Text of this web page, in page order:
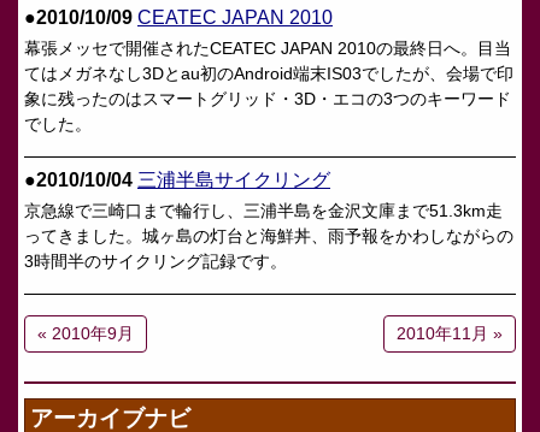
●2010/10/09 CEATEC JAPAN 2010
幕張メッセで開催されたCEATEC JAPAN 2010の最終日へ。目当
てはメガネなし3Dとau初のAndroid端末IS03でしたが、会場で印
象に残ったのはスマートグリッド・3D・エコの3つのキーワード
でした。
●2010/10/04 三浦半島サイクリング
京急線で三崎口まで輪行し、三浦半島を金沢文庫まで51.3km走
ってきました。城ヶ島の灯台と海鮮丼、雨予報をかわしながらの
3時間半のサイクリング記録です。
« 2010年9月 2010年11月 »
アーカイブナビ